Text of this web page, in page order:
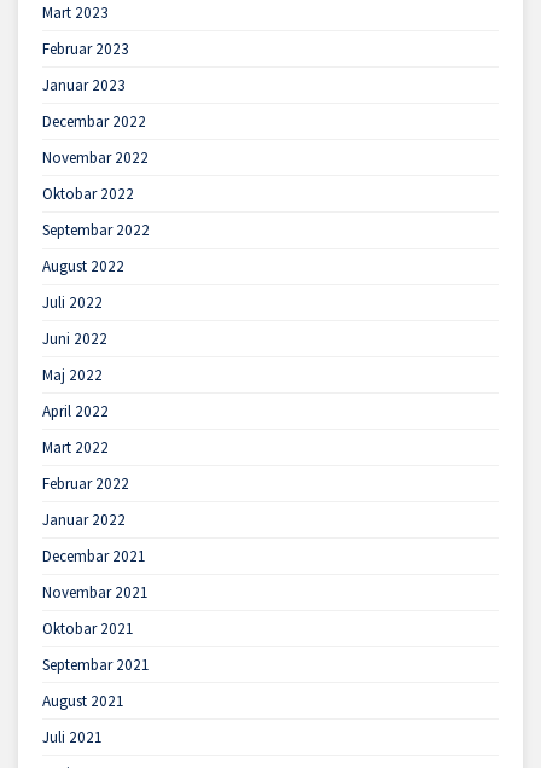
Mart 2023
Februar 2023
Januar 2023
Decembar 2022
Novembar 2022
Oktobar 2022
Septembar 2022
August 2022
Juli 2022
Juni 2022
Maj 2022
April 2022
Mart 2022
Februar 2022
Januar 2022
Decembar 2021
Novembar 2021
Oktobar 2021
Septembar 2021
August 2021
Juli 2021